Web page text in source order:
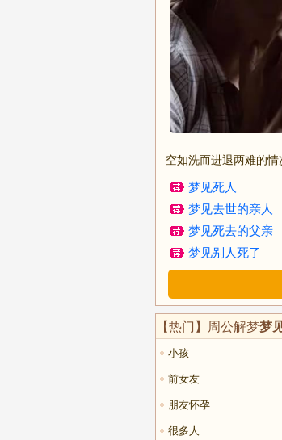
空如洗而进退两难的情
梦见死人
梦见去世的亲人
梦见死去的父亲
梦见别人死了
【热门】周公解梦梦
小孩
前女友
朋友怀孕
很多人